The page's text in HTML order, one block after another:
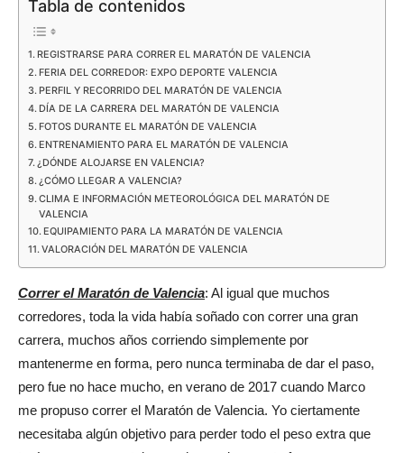
Tabla de contenidos
REGISTRARSE PARA CORRER EL MARATÓN DE VALENCIA
FERIA DEL CORREDOR: EXPO DEPORTE VALENCIA
PERFIL Y RECORRIDO DEL MARATÓN DE VALENCIA
DÍA DE LA CARRERA DEL MARATÓN DE VALENCIA
FOTOS DURANTE EL MARATÓN DE VALENCIA
ENTRENAMIENTO PARA EL MARATÓN DE VALENCIA
¿DÓNDE ALOJARSE EN VALENCIA?
¿CÓMO LLEGAR A VALENCIA?
CLIMA E INFORMACIÓN METEOROLÓGICA DEL MARATÓN DE
VALENCIA
EQUIPAMIENTO PARA LA MARATÓN DE VALENCIA
VALORACIÓN DEL MARATÓN DE VALENCIA
Correr el Maratón de Valencia: Al igual que muchos
corredores, toda la vida había soñado con correr una gran
carrera, muchos años corriendo simplemente por
mantenerme en forma, pero nunca terminaba de dar el paso,
pero fue no hace mucho, en verano de 2017 cuando Marco
me propuso correr el Maratón de Valencia. Yo ciertamente
necesitaba algún objetivo para perder todo el peso extra que